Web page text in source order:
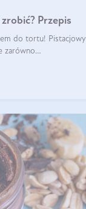
Przepis
do tortu! Pistacjowy
zarówno